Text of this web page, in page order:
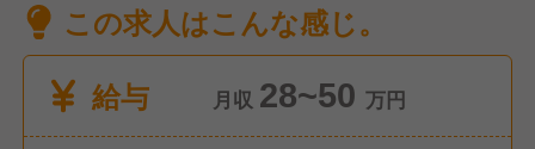
この求人はこんな感じ。
給与
月収 28~50 万円